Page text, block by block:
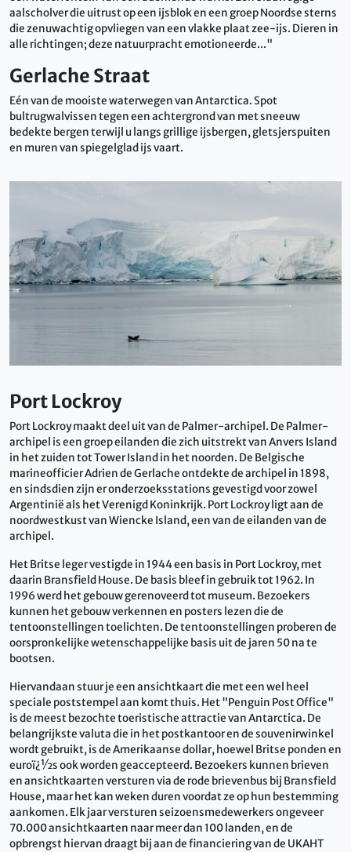
aalscholver die uitrust op een ijsblok en een groep Noordse sterns
die zenuwachtig opvliegen van een vlakke plaat zee-ijs. Dieren in
alle richtingen; deze natuurpracht emotioneerde..."
Gerlache Straat
Eén van de mooiste waterwegen van Antarctica. Spot
bultrugwalvissen tegen een achtergrond van met sneeuw
bedekte bergen terwijl u langs grillige ijsbergen, gletsjerspuiten
en muren van spiegelglad ijs vaart.
Port Lockroy
Port Lockroy maakt deel uit van de Palmer-archipel. De Palmer-
archipel is een groep eilanden die zich uitstrekt van Anvers Island
in het zuiden tot Tower Island in het noorden. De Belgische
marineofficier Adrien de Gerlache ontdekte de archipel in 1898,
en sindsdien zijn er onderzoeksstations gevestigd voor zowel
Argentinië als het Verenigd Koninkrijk. Port Lockroy ligt aan de
noordwestkust van Wiencke Island, een van de eilanden van de
archipel.
Het Britse leger vestigde in 1944 een basis in Port Lockroy, met
daarin Bransfield House. De basis bleef in gebruik tot 1962. In
1996 werd het gebouw gerenoveerd tot museum. Bezoekers
kunnen het gebouw verkennen en posters lezen die de
tentoonstellingen toelichten. De tentoonstellingen proberen de
oorspronkelijke wetenschappelijke basis uit de jaren 50 na te
bootsen.
Hiervandaan stuur je een ansichtkaart die met een wel heel
speciale poststempel aan komt thuis. Het "Penguin Post Office"
is de meest bezochte toeristische attractie van Antarctica. De
belangrijkste valuta die in het postkantoor en de souvenirwinkel
wordt gebruikt, is de Amerikaanse dollar, hoewel Britse ponden en
euroï¿½s ook worden geaccepteerd. Bezoekers kunnen brieven
en ansichtkaarten versturen via de rode brievenbus bij Bransfield
House, maar het kan weken duren voordat ze op hun bestemming
aankomen. Elk jaar versturen seizoensmedewerkers ongeveer
70.000 ansichtkaarten naar meer dan 100 landen, en de
opbrengst hiervan draagt ​​bij aan de financiering van de UKAHT